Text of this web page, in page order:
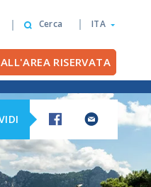
Cerca ITA
RISERVATA